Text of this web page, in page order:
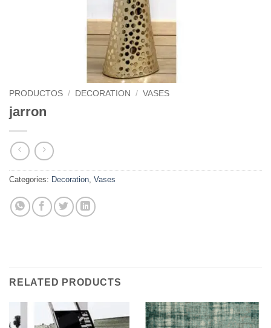
PRODUCTOS / DECORATION / VASES
jarron
Categories: Decoration, Vases
RELATED PRODUCTS